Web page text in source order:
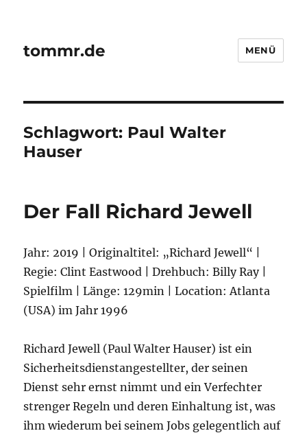
tommr.de MENÜ
Schlagwort: Paul Walter
Hauser
Der Fall Richard Jewell
Jahr: 2019 | Originaltitel: „Richard Jewell“ |
Regie: Clint Eastwood | Drehbuch: Billy Ray |
Spielfilm | Länge: 129min | Location: Atlanta
(USA) im Jahr 1996
Richard Jewell (Paul Walter Hauser) ist ein
Sicherheitsdienstangestellter, der seinen
Dienst sehr ernst nimmt und ein Verfechter
strenger Regeln und deren Einhaltung ist, was
ihm wiederum bei seinem Jobs gelegentlich auf